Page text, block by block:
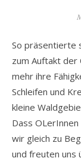
So präsentierte
zum Auftakt der
mehr ihre
Schleifen und
kleine
Dass
wir gleich zu
und freuten uns